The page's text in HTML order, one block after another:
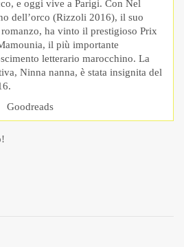
e oggi vive a Parigi. Con Nel
dell’orco (Rizzoli 2016), il suo
ha vinto il prestigioso Prix
il più importante
letterario marocchino. La
Ninna nanna, è stata insignita del
Goodreads